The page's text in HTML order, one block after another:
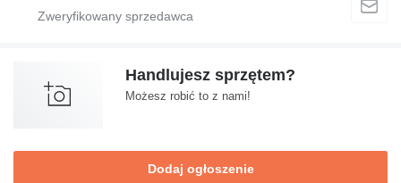
Handlujesz sprzętem?
Możesz robić to z nami!
Dodaj ogłoszenie